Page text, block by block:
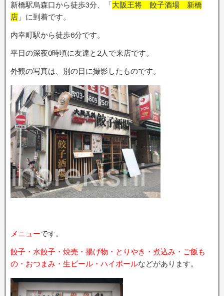
新橋駅烏森口から徒歩3分、「大阪王将 餃子酒場 新橋
店 」に到着です。
内幸町駅から徒歩6分です。
平日の深夜0時頃に友達と2人で来店です。
外観の写真は、別の日に撮影したものです。
メニューです。
餃子・水餃子・焼売・揚げ物・とりやき・煮込み・ご飯も
の・おつまみ・生ビール・ハイボールなどがあります。